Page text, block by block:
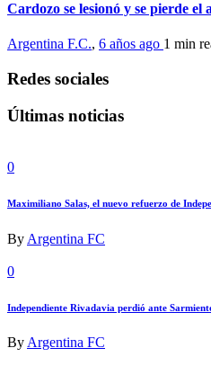
Cardozo se lesionó y se pierde el
Argentina F.C., 6 años ago 1 min
Redes sociales
Últimas noticias
0
Maximiliano Salas, el nuevo refuerzo de
By Argentina FC
0
Independiente Rivadavia perdió ante
ByArgentina FC